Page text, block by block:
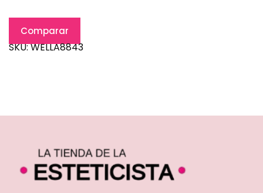
Comparar
SKU:WELLA8843